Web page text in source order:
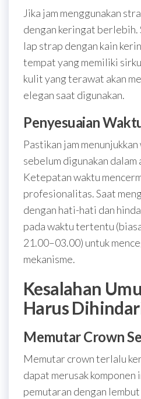
Jika jam menggunakan
dengan keringat berlebih.
lap strap dengan kain
tempat yang memiliki
kulit yang terawat akan
elegan saat digunakan.
Penyesuaian
Pastikan jam
sebelum digunakan dalam
Ketepatan waktu
profesionalitas. Saat
dengan hati-hati dan
pada waktu tertentu
21.00–03.00) untuk
mekanisme.
Kesalahan
Harus
Memutar Crown
Memutar crown terlalu
dapat merusak komponen
pemutaran dengan